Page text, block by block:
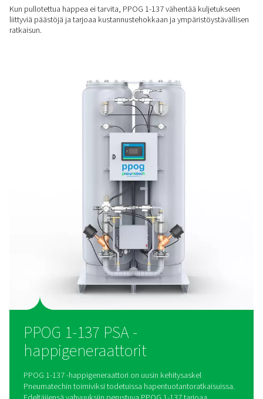
PIENEMPI ENERGIANKULUTUS
Tehokas hapentuotanto
ilmankulutuksen, auttaa pitämään energiakustannukset
vähentämään päästöjä käytön aikana.
KESTÄVÄ VAIHTOEHTO
Ei sylintereitä, vähemmän
Kun pullotettua happea ei tarvita, PPOG 1-137 vähentää
liittyviä päästöjä ja tarjoaa kustannustehokkaan ja